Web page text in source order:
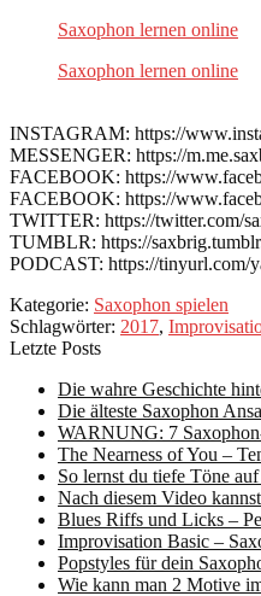
Saxophon lernen online
Saxophon lernen online
INSTAGRAM: https://
MESSENGER: https://
FACEBOOK: https://
FACEBOOK: https://
TWITTER: https://twitter.com/
TUMBLR: https://
PODCAST: https://tinyurl.com/
Kategorie: Saxophon spielen
Schlagwörter: 2017,
Letzte Posts
Die wahre Geschichte
Die älteste Saxophon
WARNUNG: 7
The Nearness of You –
So lernst du tiefe Töne
Nach diesem Video
Blues Riffs und Licks –
Improvisation Basic –
Popstyles für dein
Wie kann man 2 Motive